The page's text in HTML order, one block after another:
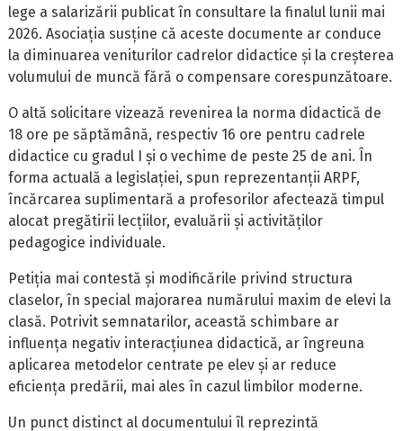
lege a salarizării publicat în consultare la finalul lunii mai
2026. Asociația susține că aceste documente ar conduce
la diminuarea veniturilor cadrelor didactice și la creșterea
volumului de muncă fără o compensare corespunzătoare.
O altă solicitare vizează revenirea la norma didactică de
18 ore pe săptămână, respectiv 16 ore pentru cadrele
didactice cu gradul I și o vechime de peste 25 de ani. În
forma actuală a legislației, spun reprezentanții ARPF,
încărcarea suplimentară a profesorilor afectează timpul
alocat pregătirii lecțiilor, evaluării și activităților
pedagogice individuale.
Petiția mai contestă și modificările privind structura
claselor, în special majorarea numărului maxim de elevi la
clasă. Potrivit semnatarilor, această schimbare ar
influența negativ interacțiunea didactică, ar îngreuna
aplicarea metodelor centrate pe elev și ar reduce
eficiența predării, mai ales în cazul limbilor moderne.
Un punct distinct al documentului îl reprezintă